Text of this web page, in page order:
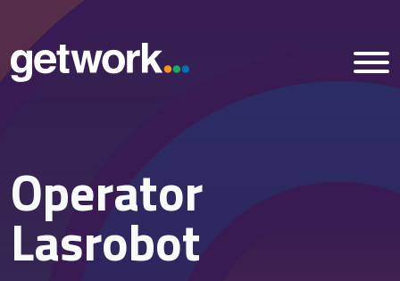
Home
Vacatures
Operator
Lasrobot